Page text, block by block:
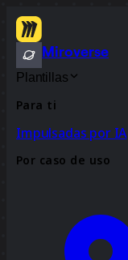
Miroverse
Plantillas
Para ti
Impulsadas por IA
Por caso de uso